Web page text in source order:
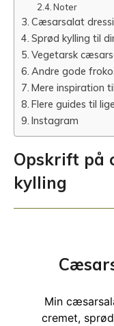
Noter
Cæsarsalat
Sprød kylling til
Vegetarsk
Andre gode
Mere inspiration
Flere guides til
Instagram
Opskrift på
kylling
Min
cremet,